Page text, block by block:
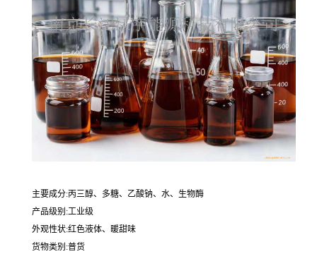
主要成分:丙三醇、多糖、乙酸钠、水、生物酶
产品级别:工业级
外观性状:红色液体、暖甜味
货物类别:普货